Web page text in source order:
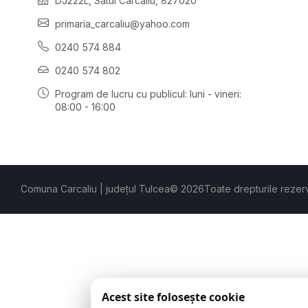
primaria_carcaliu@yahoo.com
0240 574 884
0240 574 802
Program de lucru cu publicul: luni - vineri:
08:00 - 16:00
Comuna Carcaliu | județul Tulcea© 2026Toate drepturile
Acest site folosește cookie